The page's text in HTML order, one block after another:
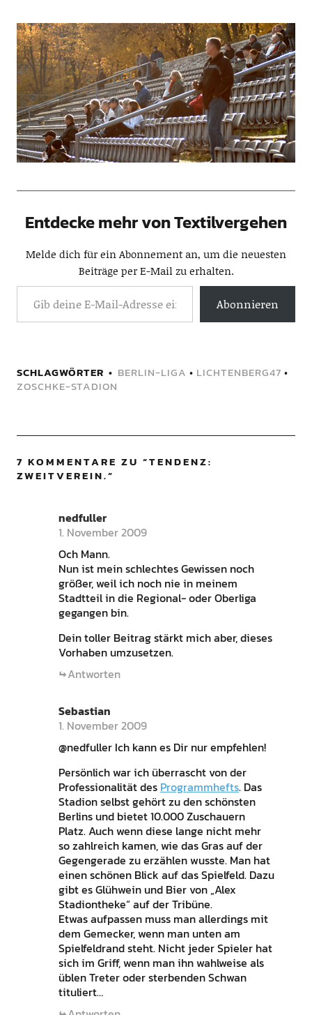
Entdecke mehr von Textilvergehen
Melde dich für ein Abonnement an, um die neuesten
Beiträge per E-Mail zu erhalten.
Abonnieren
SCHLAGWÖRTER BERLIN-LIGA • LICHTENBERG47 •
ZOSCHKE-STADION
7 KOMMENTARE ZU “TENDENZ:
ZWEITVEREIN.”
nedfuller
1. November 2009
Och Mann.
Nun ist mein schlechtes Gewissen noch
größer, weil ich noch nie in meinem
Stadtteil in die Regional- oder Oberliga
gegangen bin.
Dein toller Beitrag stärkt mich aber, dieses
Vorhaben umzusetzen.
Antworten
Sebastian
1. November 2009
@nedfuller Ich kann es Dir nur empfehlen!
Persönlich war ich überrascht von der
Professionalität des Programmhefts. Das
Stadion selbst gehört zu den schönsten
Berlins und bietet 10.000 Zuschauern
Platz. Auch wenn diese lange nicht mehr
so zahlreich kamen, wie das Gras auf der
Gegengerade zu erzählen wusste. Man hat
einen schönen Blick auf das Spielfeld. Dazu
gibt es Glühwein und Bier von „Alex
Stadiontheke“ auf der Tribüne.
Etwas aufpassen muss man allerdings mit
dem Gemecker, wenn man unten am
Spielfeldrand steht. Nicht jeder Spieler hat
sich im Griff, wenn man ihn wahlweise als
üblen Treter oder sterbenden Schwan
tituliert…